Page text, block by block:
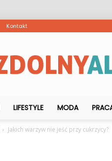
Kontakt
LIFESTYLE MODA
Jakich warzyw nie jeść przy cukrzycy?